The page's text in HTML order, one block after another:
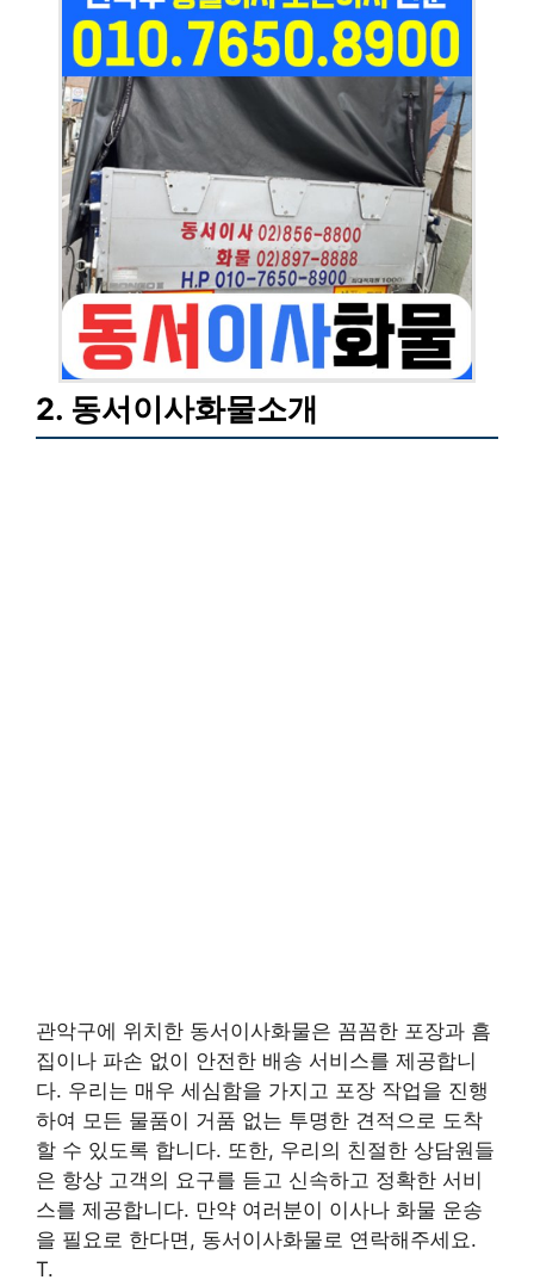
2. 동서이사화물소개
관악구에 위치한 동서이사화물은 꼼꼼한 포장과 흠
집이나 파손 없이 안전한 배송 서비스를 제공합니
다. 우리는 매우 세심함을 가지고 포장 작업을 진행
하여 모든 물품이 거품 없는 투명한 견적으로 도착
할 수 있도록 합니다. 또한, 우리의 친절한 상담원들
은 항상 고객의 요구를 듣고 신속하고 정확한 서비
스를 제공합니다. 만약 여러분이 이사나 화물 운송
을 필요로 한다면, 동서이사화물로 연락해주세요.
T.